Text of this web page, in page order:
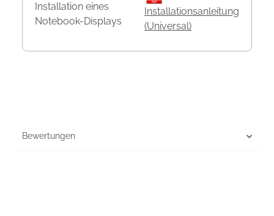
Installation eines
Notebook-Displays
Installationsanleitung
(Universal)
Bewertungen